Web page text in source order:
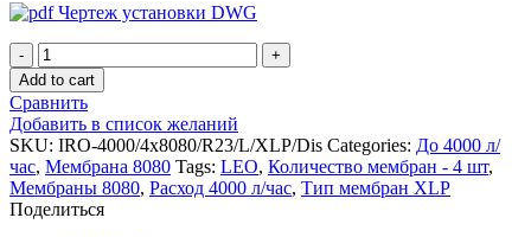
Чертеж установки DWG
Установка
обратного
осмоса
Ecolaguz
IRO-
4000/4x8080/R23/L/XLP/Dis
quantity
Add to cart
Сравнить
Добавить в список желаний
SKU: IRO-4000/4x8080/R23/L/XLP/Dis Categories: До 4000 л/
час, Мембрана 8080 Tags: LEO, Количество мембран - 4 шт,
Мембраны 8080, Расход 4000 л/час, Тип мембран XLP
Поделиться